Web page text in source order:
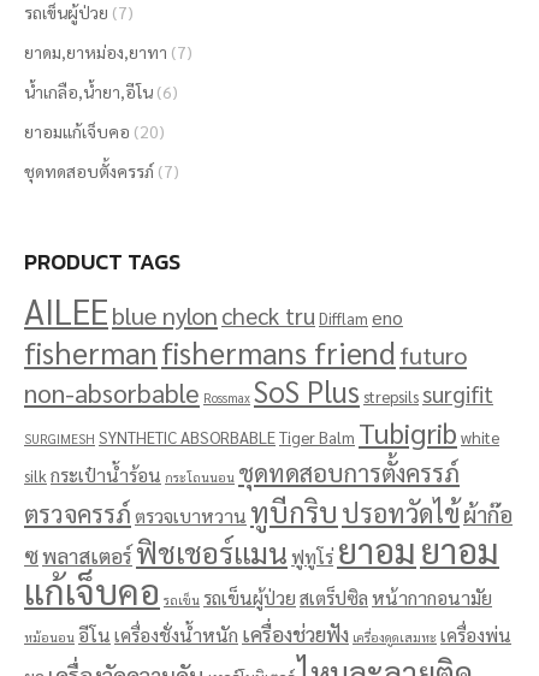
รถเข็นผู้ป่วย (7)
ยาดม,ยาหม่อง,ยาทา (7)
น้ำเกลือ,น้ำยา,อีโน (6)
ยาอมแก้เจ็บคอ (20)
ชุดทดสอบตั้งครรภ์ (7)
PRODUCT TAGS
AILEEblue nylon check tru Difflam eno
fishermanfishermans friend futuro
non-absorbable Rossmax SoS Plus strepsils surgifit
SURGIMESH SYNTHETIC ABSORBABLETiger Balm Tubigrib white
silk กระเป๋าน้ำร้อน กระโถนนอน ชุดทดสอบการตั้งครรภ์
ตรวจครรภ์ตรวจเบาหวาน ทูบีกริบ ปรอทวัดไข้ผ้าก๊อ
ซพลาสเตอร์ฟิชเชอร์แมนฟูทูโร่ ยาอมยาอม
แก้เจ็บคอ รถเข็น รถเข็นผู้ป่วยสเตร็ปซิลหน้ากากอนามัย
หม้อนอน อีโนเครื่องชั่งน้ำหนัก เครื่องช่วยฟัง เครื่องดูดเสมหะ เครื่องพ่น